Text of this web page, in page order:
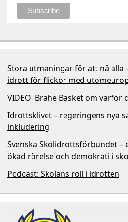
Stora utmaningar för att nå alla
idrott för flickor med
VIDEO: Brahe Basket om varför
Idrottsklivet – regeringens nya
inkludering
Svenska Skolidrottsförbundet –
ökad rörelse och demokrati i
Podcast: Skolans roll i idrotten